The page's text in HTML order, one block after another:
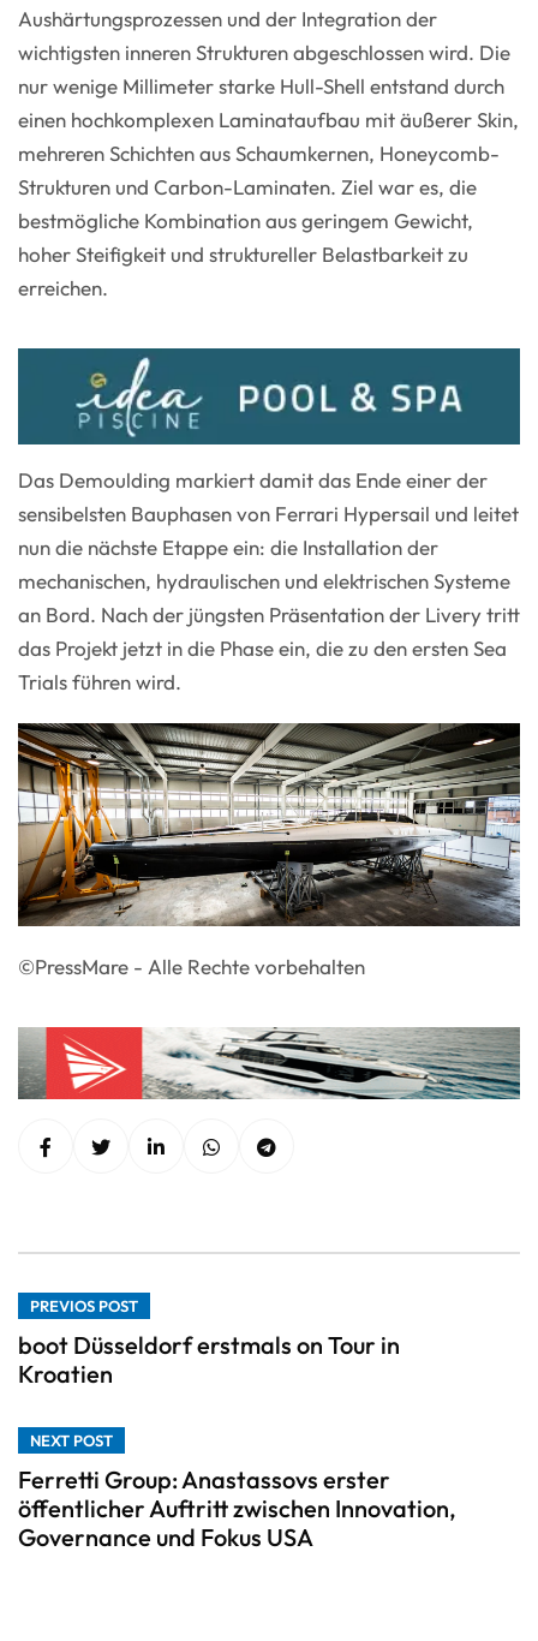
Aushärtungsprozessen und der Integration der
wichtigsten inneren Strukturen abgeschlossen wird. Die
nur wenige Millimeter starke Hull-Shell entstand durch
einen hochkomplexen Laminataufbau mit äußerer Skin,
mehreren Schichten aus Schaumkernen, Honeycomb-
Strukturen und Carbon-Laminaten. Ziel war es, die
bestmögliche Kombination aus geringem Gewicht,
hoher Steifigkeit und struktureller Belastbarkeit zu
erreichen.
Das Demoulding markiert damit das Ende einer der
sensibelsten Bauphasen von Ferrari Hypersail und leitet
nun die nächste Etappe ein: die Installation der
mechanischen, hydraulischen und elektrischen Systeme
an Bord. Nach der jüngsten Präsentation der Livery tritt
das Projekt jetzt in die Phase ein, die zu den ersten Sea
Trials führen wird.
©PressMare - Alle Rechte vorbehalten
PREVIOS POST
boot Düsseldorf erstmals on Tour in
Kroatien
NEXT POST
Ferretti Group: Anastassovs erster
öffentlicher Auftritt zwischen Innovation,
Governance und Fokus USA